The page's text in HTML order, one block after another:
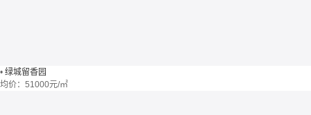
• 绿城留香园
均价： 51000元/㎡